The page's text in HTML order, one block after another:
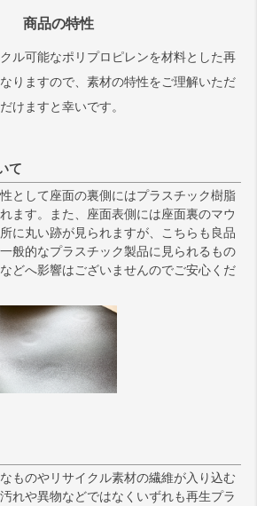
商品の特性
ル可能なポリプロピレンを材料とした再
りますので、素材の特性をご理解いただ
けますと幸いです。
て
として座面の裏側にはプラスチック樹脂
ます。また、座面表側には座面裏のマウ
に丸い跡が見られますが、こちらも良品
般的なプラスチック製品に見られるもの
どへ影響はございませんのでご安心くだ
ものやリサイクル素材の繊維が入り込む
れや異物などではなくいずれも再生プラ